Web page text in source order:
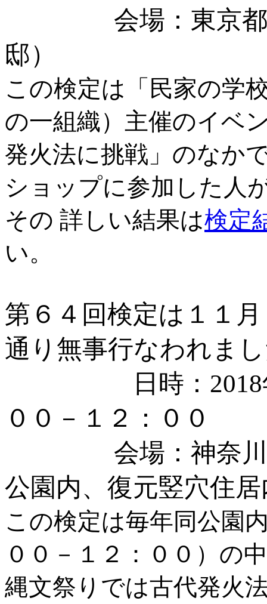
会場：東京都東
邸）
この検定は「民家の学
の一組織）主催のイベ
発火法に挑戦」のなか
ショップに参加した人
その 詳しい結果は検定
い。
第６４回検定は１１
通り無事行なわれま
日時：2018年１
００－１２：００
会場：神奈川県
公園内、復元竪穴住居
この検定は毎年同公園
００－１２：００）の
縄文祭りでは古代発火